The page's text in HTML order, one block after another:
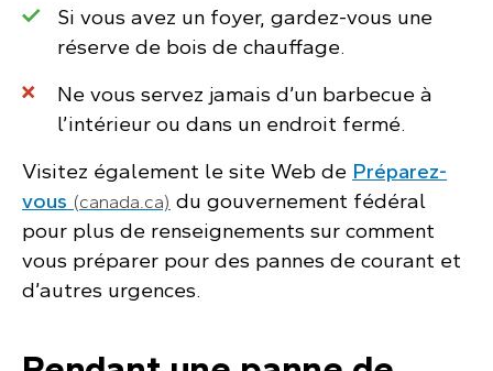
Si vous avez un foyer, gardez-vous une
réserve de bois de chauffage.
Ne vous servez jamais d’un barbecue à
l’intérieur ou dans un endroit fermé.
Visitez également le site Web de Préparez-
vous (canada.ca) du gouvernement fédéral
pour plus de renseignements sur comment
vous préparer pour des pannes de courant et
d’autres urgences.